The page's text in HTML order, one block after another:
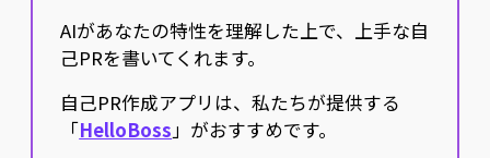
AIがあなたの特性を理解した上で、上手な自
己PRを書いてくれます。
自己PR作成アプリは、私たちが提供する
「HelloBoss」がおすすめです。